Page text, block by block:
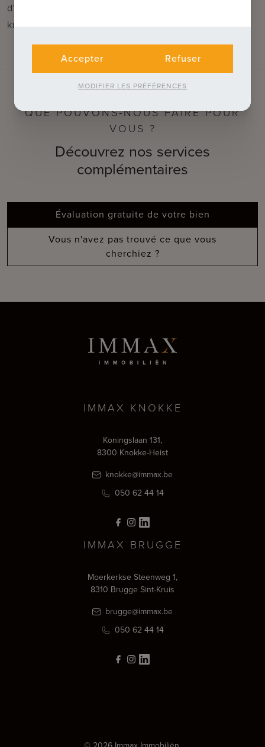
d'informations : tél. : 050 62 44 14 ou via
knokke@immax.be
QUE POUVONS-NOUS FAIRE POUR
VOUS ?
Découvrez nos services
complémentaires
Évaluation gratuite de votre bien
Vous n'avez pas trouvé ce que vous
cherchiez ?
IMMAX KNOKKE
Koningslaan 131,
8300 Knokke-Heist
knokke@immax.be
050 62 44 14
IMMAX BRUGGE
Moerkerkse Steenweg 1,
8310 Brugge Sint-Kruis
brugge@immax.be
050 62 44 14
Accepter Refuser
MODIFIER LES PRÉFÉRENCES